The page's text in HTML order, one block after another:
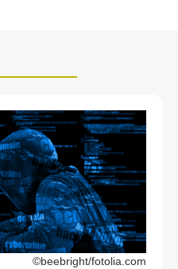
©beebright/fotolia.com